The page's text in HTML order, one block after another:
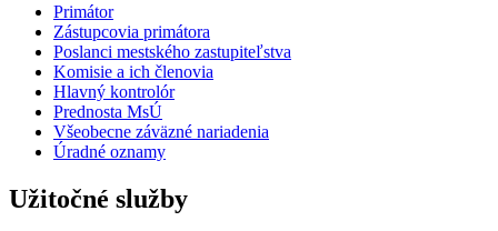
Primátor
Zástupcovia primátora
Poslanci mestského zastupiteľstva
Komisie a ich členovia
Hlavný kontrolór
Prednosta MsÚ
Všeobecne záväzné nariadenia
Úradné oznamy
Užitočné služby